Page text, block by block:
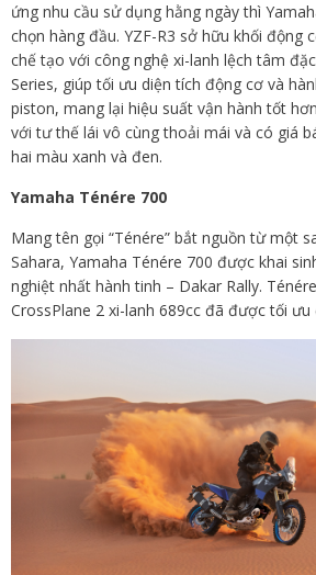
ứng nhu cầu sử dụng hằng ngày thì
chọn hàng đầu. YZF-R3 sở hữu khối động
chế tạo với công nghệ xi-lanh lệch tâm
Series, giúp tối ưu diện tích động cơ và
piston, mang lại hiệu suất vận hành tốt
với tư thế lái vô cùng thoải mái và có giá
hai màu xanh và đen.
Yamaha Ténére 700
Mang tên gọi “Ténére” bắt nguồn từ một
Sahara, Yamaha Ténére 700 được khai
nghiệt nhất hành tinh – Dakar Rally.
CrossPlane 2 xi-lanh 689cc đã được tối